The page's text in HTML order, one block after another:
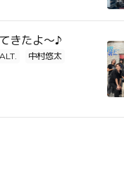
きたよ～♪
中村悠太